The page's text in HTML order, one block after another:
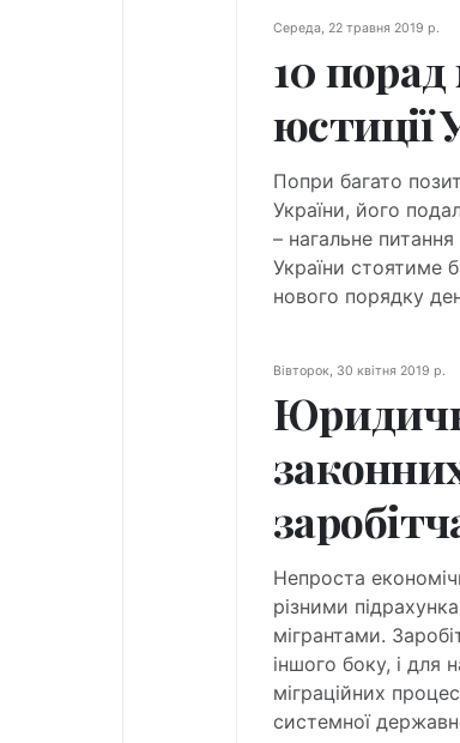
Середа, 22 травня 2019 р.
10
юстиції
Попри багато
України, його
– нагальне
України стоятиме
нового порядку
Вівторок, 30 квітня 2019 р.
Непроста
різними
мігрантами.
іншого боку, і для
міграційних
системної